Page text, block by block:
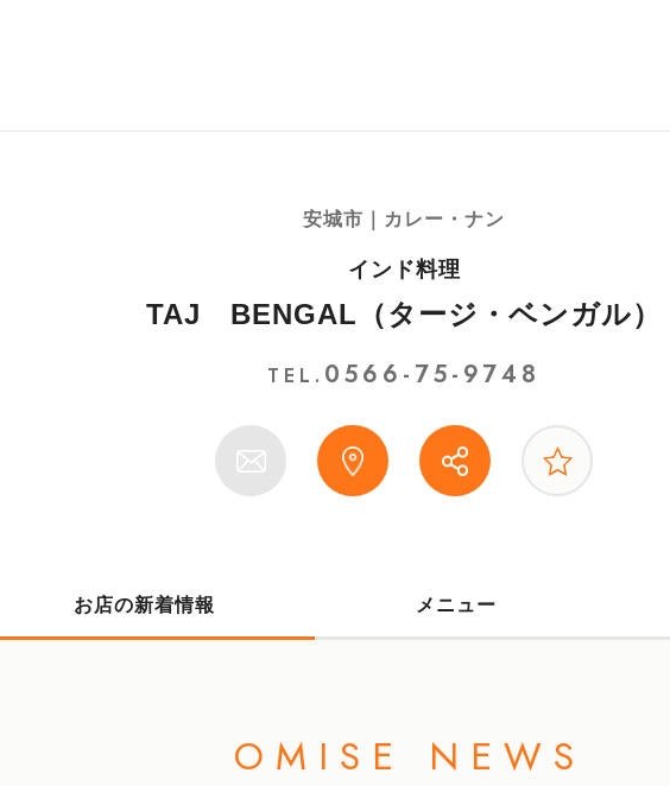
安城市｜カレー・ナン
インド料理
TAJ BENGAL（タージ・ベンガル）
TEL. 0566-75-9748
お店の新着情報 メニュー
OMISE NEWS